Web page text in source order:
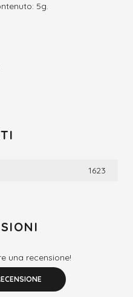
5g.
1623
una recensione!